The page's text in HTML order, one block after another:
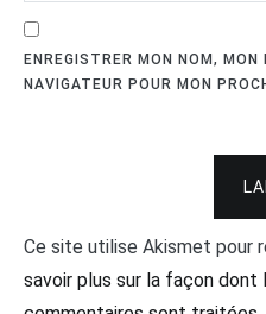
ENREGISTRER MON NOM,
NAVIGATEUR POUR MON
Ce site utilise Akismet pour
savoir plus sur la façon dont